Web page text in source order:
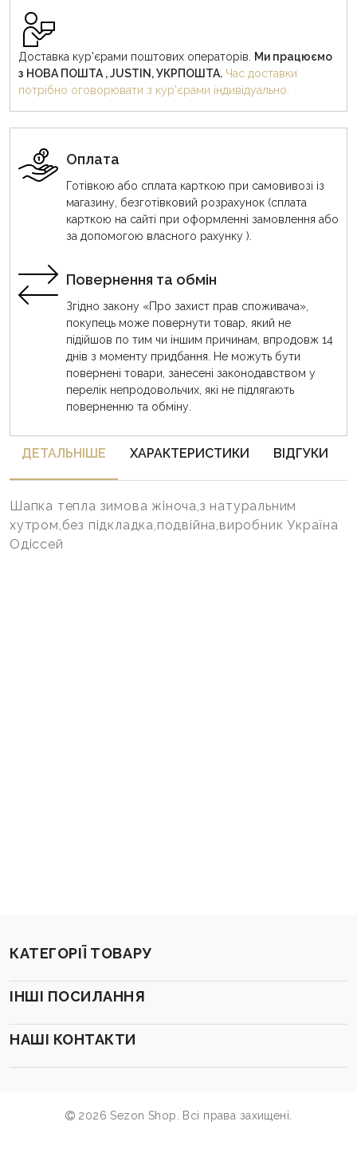
Доставка кур'єрами поштових операторів. Ми працюємо
з НОВА ПОШТА , JUSTIN, УКРПОШТА. Час доставки
потрібно оговорювати з кур'єрами індивідуально.
Оплата
Готівкою або сплата карткою при самовивозі із
магазину, безготівковий розрахунок (сплата
карткою на сайті при оформленні замовлення або
за допомогою власного рахунку ).
Повернення та обмін
Згідно закону «Про захист прав споживача»,
покупець може повернути товар, який не
підійшов по тим чи іншим причинам, впродовж 14
днів з моменту придбання. Не можуть бути
повернені товари, занесені законодавством у
перелік непродовольчих, які не підлягають
поверненню та обміну.
ДЕТАЛЬНIШЕ ХАРАКТЕРИСТИКИ ВІДГУКИ
Шапка тепла зимова жіноча,з натуральним
хутром,без підкладка,подвійна,виробник Україна
Одіссей
КАТЕГОРІЇ ТОВАРУ
ІНШІ ПОСИЛАННЯ
НАШІ КОНТАКТИ
2026 Sezon Shop. Всі права захищені.